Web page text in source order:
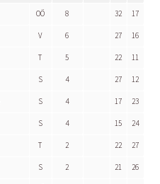
OÖ 8 32 17
V 6 27 16
T 5 22 11
S 4 27 12
S 4 17 23
S 4 15 24
T 2 22 27
S 2 21 26